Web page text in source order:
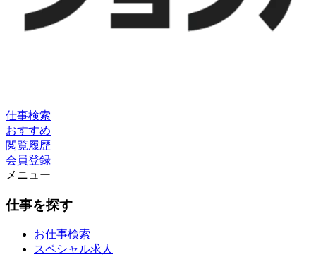
仕事検索
おすすめ
閲覧履歴
会員登録
メニュー
仕事を探す
お仕事検索
スペシャル求人